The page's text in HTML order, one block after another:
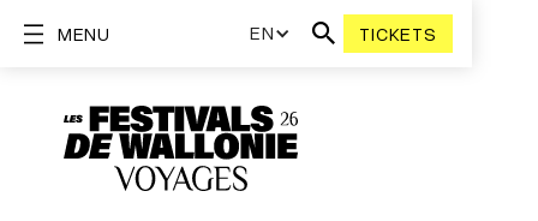
EN TICKETS
MENU